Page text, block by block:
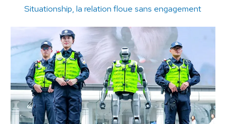
Situationship, la relation floue sans engagement